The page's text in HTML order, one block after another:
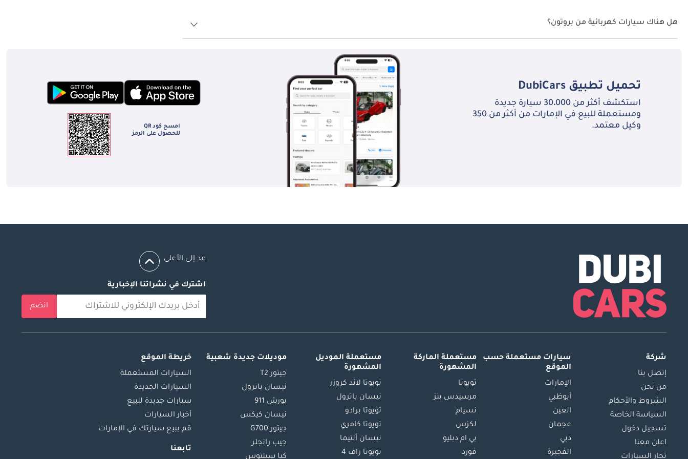
هل هناك سيارات كهربائية من بروتون؟
لا، بروتون لا تقدم أي سيارات كهربائية في الإمارات العربية المتحدة.
تحميل تطبيق DubiCars
استكشف أكثر من 30،000 سيارة جديدة
ومستعملة للبيع في الإمارات من أكثر من 350
وكيل معتمد.
امسح كود QR
للحصول على الرمز
عد إلى الأعلى
اشترك في نشراتنا الإخبارية
انضم
شركة
إتصل بنا
من نحن
الشروط والأحكام
السياسة الخاصة
تسجيل دخول
اعلن معنا
تجار السيارات
سيارات مستعملة حسب
الموقع
الإمارات
أبوظبي
العين
عجمان
دبي
الفجيرة
مستعملة الماركة
المشهورة
تويوتا
مرسيدس بنز
نسيام
لكزس
بي ام دبليو
فورد
مستعملة الموديل
المشهورة
تويوتا لاند كروزر
نيسان باترول
تويوتا برادو
تويوتا كامري
نيسان ألتيما
تويوتا راف 4
موديلات جديدة شعبية
جيتور T2
نيسان باترول
بورش 911
نيسان كيكس
جيتور G700
جيب رانجلر
كيا سيلتوس
خريطة الموقع
السيارات المستعملة
السيارات الجديدة
سيارات جديدة للبيع
أخبار السيارات
قم ببيع سيارتك في الإمارات
تابعنا